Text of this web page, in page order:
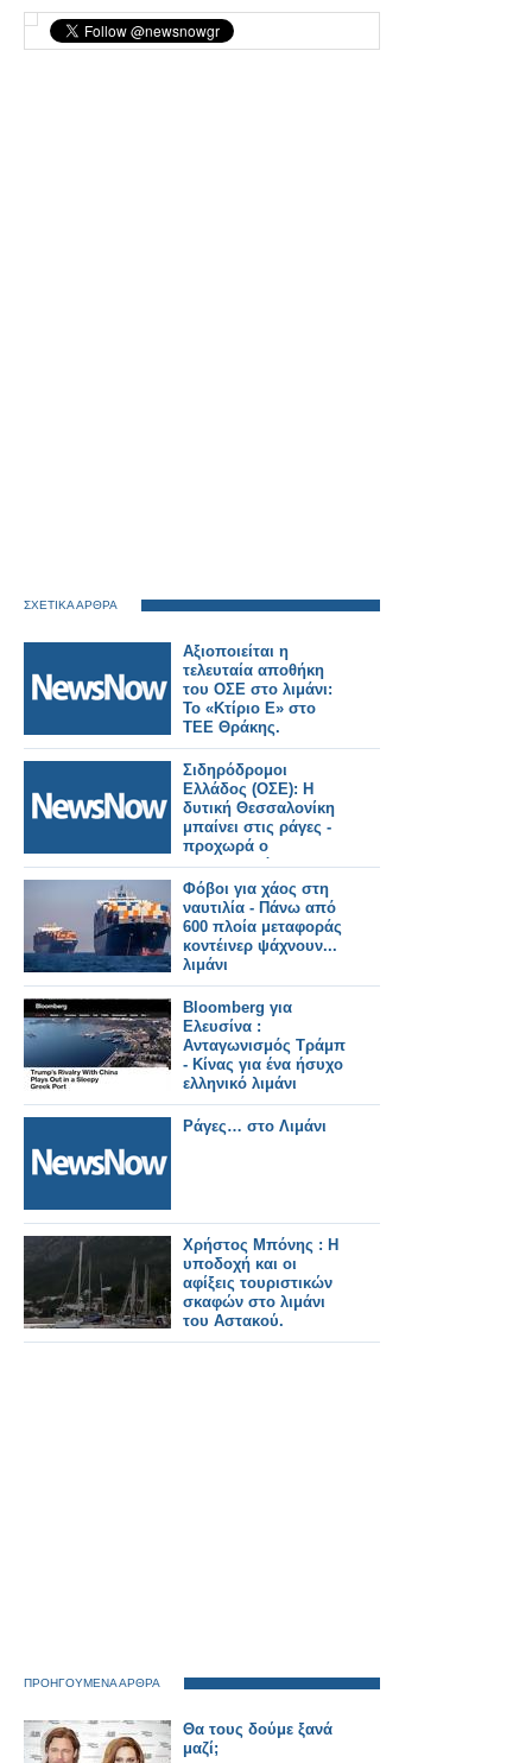
ΣΧΕΤΙΚΑ ΑΡΘΡΑ
Αξιοποιείται η
τελευταία αποθήκη
του ΟΣΕ στο λιμάνι:
Το «Κτίριο Ε» στο
ΤΕΕ Θράκης.
Σιδηρόδρομοι
Ελλάδος (ΟΣΕ): Η
δυτική Θεσσαλονίκη
μπαίνει στις ράγες -
προχωρά ο
Προαστιακός και η
σύνδεση με το λιμάνι.
Φόβοι για χάος στη
ναυτιλία - Πάνω από
600 πλοία μεταφοράς
κοντέινερ ψάχνουν...
λιμάνι
Bloomberg για
Ελευσίνα :
Aνταγωνισμός Τράμπ
- Κίνας για ένα ήσυχο
ελληνικό λιμάνι
Ράγες… στο Λιμάνι
Χρήστος Μπόνης : Η
υποδοχή και οι
αφίξεις τουριστικών
σκαφών στο λιμάνι
του Αστακού.
ΠΡΟΗΓΟΥΜΕΝΑ ΑΡΘΡΑ
Θα τους δούμε ξανά
μαζί;